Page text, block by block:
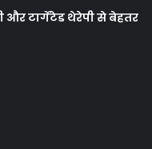
टार्गेटेड थेरेपी से बेहतर